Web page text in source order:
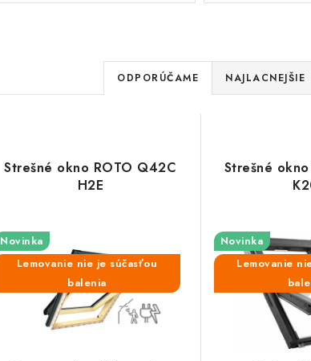
R
a
e
e
p
r
ODPORÚČAME NAJLACNEJŠIE
Strešné okno ROTO Q42C
H2E
Novinka
Lemovanie nie je súčasťou
balenia
Strešné
Novinka
Lemovanie